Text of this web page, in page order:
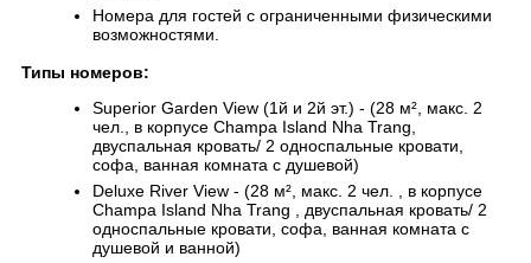
Номера для гостей с ограниченными физическими
возможностями.
Типы номеров:
Superior Garden View (1й и 2й эт.) - (28 м², макс. 2
чел., в корпусе Champa Island Nha Trang,
двуспальная кровать/ 2 односпальные кровати,
софа, ванная комната с душевой)
Deluxe River View - (28 м², макс. 2 чел. , в корпусе
Champa Island Nha Trang , двуспальная кровать/ 2
односпальные кровати, софа, ванная комната с
душевой и ванной)